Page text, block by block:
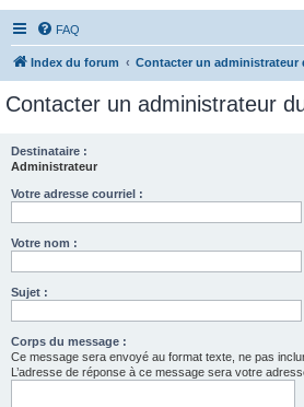
FAQ
Index du forum Contacter un administrateur
Contacter un administrateur
Destinataire :
Administrateur
Votre adresse courriel :
Votre nom :
Sujet :
Corps du message :
Ce message sera envoyé au format texte, ne pas
L’adresse de réponse à ce message sera votre